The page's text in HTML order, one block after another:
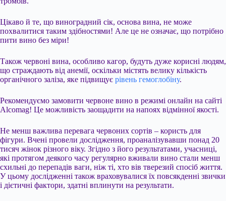
Цікаво й те, що виноградний сік, основа вина, не може
похвалитися таким здібностями! Але це не означає, що потрібно
пити вино без міри!
Також червоні вина, особливо кагор, будуть дуже корисні людям,
що страждають від анемії, оскільки містять велику кількість
органічного заліза, яке підвищує рівень гемоглобіну.
Рекомендуємо замовити червоне вино в режимі онлайн на сайті
Alcomag! Це можливість заощадити на напоях відмінної якості.
Не менш важлива перевага червоних сортів – користь для
фігури. Вчені провели дослідження, проаналізувавши понад 20
тисяч жінок різного віку. Згідно з його результатами, учасниці,
які протягом деякого часу регулярно вживали вино стали менш
схильні до перепадів ваги, ніж ті, хто вів тверезий спосіб життя.
У цьому дослідженні також враховувалися їх повсякденні звички
і дієтичні фактори, здатні вплинути на результати.